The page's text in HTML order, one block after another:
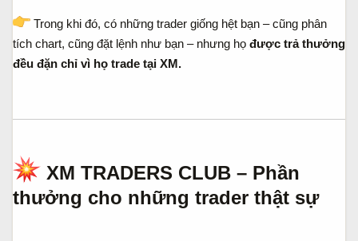
Trong khi đó, có những trader giống hệt bạn – cũng phân
tích chart, cũng đặt lệnh như bạn – nhưng họ được trả thưởng
đều đặn chỉ vì họ trade tại XM.
XM TRADERS CLUB – Phần
thưởng cho những trader thật sự​